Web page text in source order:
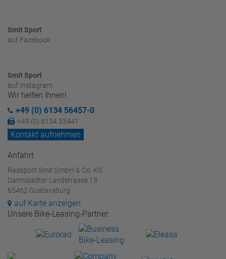
Smit Sport
auf Facebook
Smit Sport
auf Instagram
Wir helfen Ihnen!
+49 (0) 6134 56457-0
+49 (0) 6134 53441
Kontakt aufnehmen
Anfahrt
Radsport Smit GmbH & Co. KG
Darmstädter Landstrasse 13
65462 Gustavsburg
auf Karte anzeigen
Unsere Bike-Leasing-Partner: